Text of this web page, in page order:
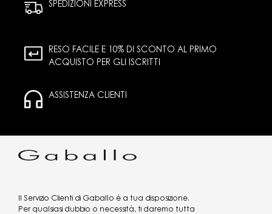
SPEDIZIONI EXPRESS
RESO FACILE E 10% DI SCONTO AL PRIMO
ACQUISTO PER GLI ISCRITTI
ASSISTENZA CLIENTI
Il Servizio Clienti di Gaballo è a tua disposizione.
Per qualsiasi dubbio o necessità, ti daremo tutta